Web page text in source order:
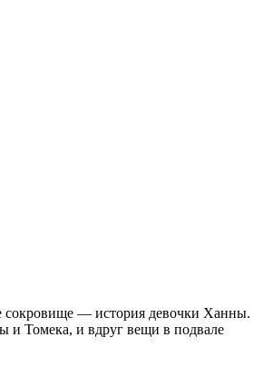
сокровище — история девочки Ханны.
и Томека, и вдруг вещи в подвале